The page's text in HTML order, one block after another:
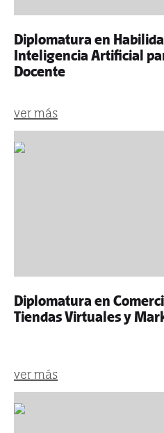
Diplomatura en
Inteligencia Artificial
Docente
ver más
Diplomatura en
Tiendas Virtuales y
ver más